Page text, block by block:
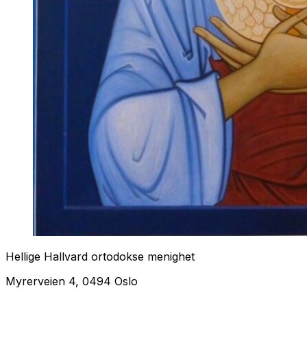
Hellige Hallvard ortodokse menighet
Myrerveien 4, 0494 Oslo